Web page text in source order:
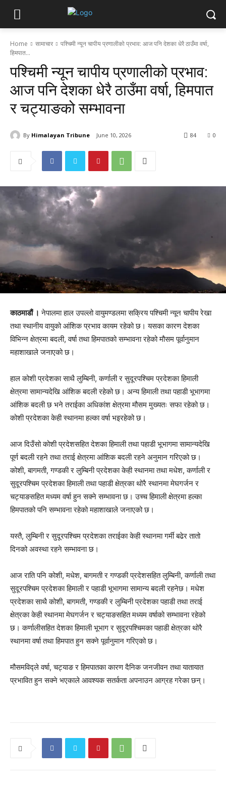
Home सामाचार
पश्चिमी न्यून चापीय प्रणालीको प्रभाव: आज पनि देशका धेरै ठाउँमा वर्षा,
हिमपात...
पश्चिमी न्यून चापीय प्रणालीको प्रभाव:
आज पनि देशका धेरै ठाउँमा वर्षा, हिमपात
र चट्याङको सम्भावना
By Himalayan Tribune June 10, 2026 0
84
काठमाडौं । नेपालमा हाल उपल्लो वायुमण्डलमा सक्रिय पश्चिमी न्यून चापीय रेखा
तथा स्थानीय वायुको आंशिक प्रभाव कायम रहेको छ। यसका कारण देशका
विभिन्न क्षेत्रमा बदली, वर्षा तथा हिमपातको सम्भावना रहेको मौसम पूर्वानुमान
महाशाखाले जनाएको छ।
हाल कोशी प्रदेशका साथै लुम्बिनी, कर्णाली र सुदूरपश्चिम प्रदेशका हिमाली
क्षेत्रमा सामान्यदेखि आंशिक बदली रहेको छ। अन्य हिमाली तथा पहाडी भूभागमा
आंशिक बदली छ भने तराईका अधिकांश क्षेत्रमा मौसम मुख्यतः सफा रहेको छ।
कोशी प्रदेशका केही स्थानमा हल्का वर्षा भइरहेको छ।
आज दिउँसो कोशी प्रदेशसहित देशका हिमाली तथा पहाडी भूभागमा सामान्यदेखि
पूर्ण बदली रहने तथा तराई क्षेत्रमा आंशिक बदली रहने अनुमान गरिएको छ।
कोशी, बागमती, गण्डकी र लुम्बिनी प्रदेशका केही स्थानमा तथा मधेश, कर्णाली र
सुदूरपश्चिम प्रदेशका हिमाली तथा पहाडी क्षेत्रका थोरै स्थानमा मेघगर्जन र
चट्याङसहित मध्यम वर्षा हुन सक्ने सम्भावना छ। उच्च हिमाली क्षेत्रमा हल्का
हिमपातको पनि सम्भावना रहेको महाशाखाले जनाएको छ।
यस्तै, लुम्बिनी र सुदूरपश्चिम प्रदेशका तराईका केही स्थानमा गर्मी बढेर तातो
दिनको अवस्था रहने सम्भावना छ।
आज राति पनि कोशी, मधेश, बागमती र गण्डकी प्रदेशसहित लुम्बिनी, कर्णाली तथा
सुदूरपश्चिम प्रदेशका हिमाली र पहाडी भूभागमा सामान्य बदली रहनेछ। मधेश
प्रदेशका साथै कोशी, बागमती, गण्डकी र लुम्बिनी प्रदेशका पहाडी तथा तराई
क्षेत्रका केही स्थानमा मेघगर्जन र चट्याङसहित मध्यम वर्षाको सम्भावना रहेको
छ। कर्णालीसहित देशका हिमाली भूभाग र सुदूरपश्चिमका पहाडी क्षेत्रका थोरै
स्थानमा वर्षा तथा हिमपात हुन सक्ने पूर्वानुमान गरिएको छ।
मौसमविद्ले वर्षा, चट्याङ र हिमपातका कारण दैनिक जनजीवन तथा यातायात
प्रभावित हुन सक्ने भएकाले आवश्यक सतर्कता अपनाउन आग्रह गरेका छन्।